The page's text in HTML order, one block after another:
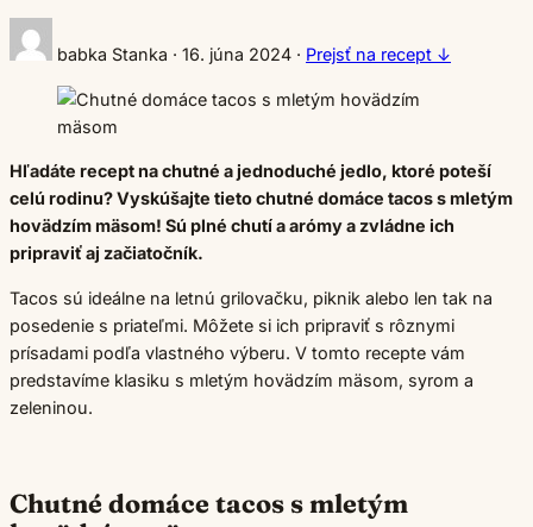
babka Stanka · 16. júna 2024 · Prejsť na recept ↓
Hľadáte recept na chutné a jednoduché jedlo, ktoré poteší
celú rodinu? Vyskúšajte tieto chutné domáce tacos s mletým
hovädzím mäsom! Sú plné chutí a arómy a zvládne ich
pripraviť aj začiatočník.
Tacos sú ideálne na letnú grilovačku, piknik alebo len tak na
posedenie s priateľmi. Môžete si ich pripraviť s rôznymi
prísadami podľa vlastného výberu. V tomto recepte vám
predstavíme klasiku s mletým hovädzím mäsom, syrom a
zeleninou.
Chutné domáce tacos s mletým